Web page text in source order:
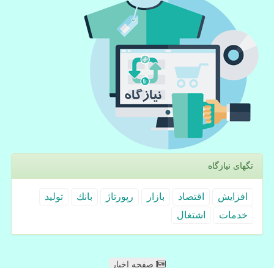
تگهای نیازگاه
افزایش اقتصاد بازار رپورتاژ بانك
تولید
خدمات
اشتغال
صفحه اخبار